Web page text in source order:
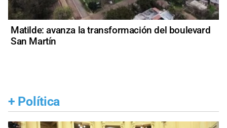
Matilde: avanza la transformación del boulevard
San Martín
+ Política